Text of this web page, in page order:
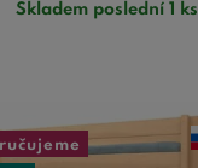
Skladem poslední 1 ks